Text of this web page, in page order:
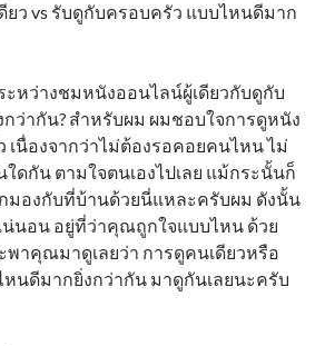
ยว vs รับดูกับครอบครัว แบบไหนดีมาก
หว่างชมหนังออนไลน์ผู้เดียวกับดูกับ
ว่ากัน? สำหรับผม ผมชอบใจการดูหนัง
เนื่องจากว่าไม่ต้องรอคอยคนไหน ไม่
ดกัน ตามใจตนเองไปเลย แม้กระนั้นก็
มองกับที่บ้านด้วยนี่แหละครับผม ดังนั้น
นอน อยู่ที่ว่าคุณถูกใจแบบไหน ด้วย
พาคุณมาดูเลยว่า การดูคนเดียวหรือ
นดีมากยิ่งกว่ากัน มาดูกันเลยนะครับ